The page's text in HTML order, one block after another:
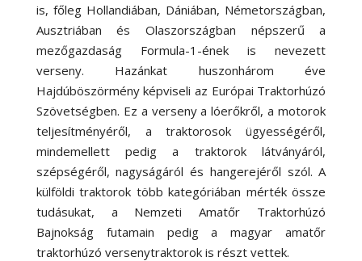
is, főleg Hollandiában, Dániában, Németországban,
Ausztriában és Olaszországban népszerű a
mezőgazdaság Formula-1-ének is nevezett
verseny. Hazánkat huszonhárom éve
Hajdúböszörmény képviseli az Európai Traktorhúzó
Szövetségben. Ez a verseny a lóerőkről, a motorok
teljesítményéről, a traktorosok ügyességéről,
mindemellett pedig a traktorok látványáról,
szépségéről, nagyságáról és hangerejéről szól. A
külföldi traktorok több kategóriában mérték össze
tudásukat, a Nemzeti Amatőr Traktorhúzó
Bajnokság futamain pedig a magyar amatőr
traktorhúzó versenytraktorok is részt vettek.